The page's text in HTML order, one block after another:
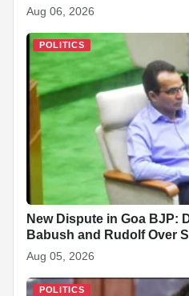
Aug 06, 2026
POLITICS
New Dispute in Goa BJP:
Babush and Rudolf Over
Aug 05, 2026
POLITICS